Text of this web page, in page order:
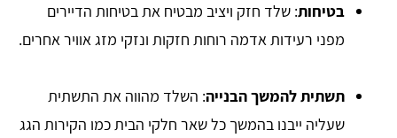
בטיחות: שלד חזק ויציב מבטיח את בטיחות הדיירים
מפני רעידות אדמה רוחות חזקות ונזקי מזג אוויר אחרים.
תשתית להמשך הבנייה: השלד מהווה את התשתית
שעליה ייבנו בהמשך כל שאר חלקי הבית כמו הקירות הגג